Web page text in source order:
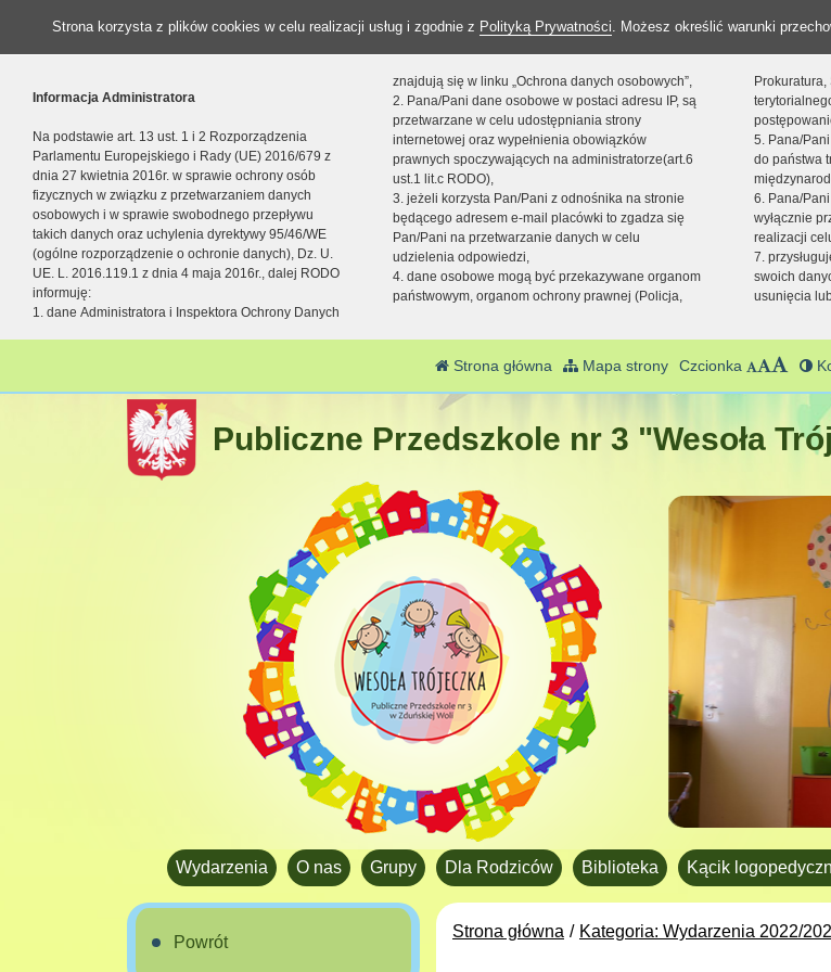
Strona korzysta z plików cookies w celu realizacji usług i zgodnie z Polityką Prywatności. Możesz określić warunki
Informacja Administratora
Na podstawie art. 13 ust. 1 i 2 Rozporządzenia
Parlamentu Europejskiego i Rady (UE) 2016/679 z
dnia 27 kwietnia 2016r. w sprawie ochrony osób
fizycznych w związku z przetwarzaniem danych
osobowych i w sprawie swobodnego przepływu
takich danych oraz uchylenia dyrektywy 95/46/WE
(ogólne rozporządzenie o ochronie danych), Dz. U.
UE. L. 2016.119.1 z dnia 4 maja 2016r., dalej RODO
informuję:
1. dane Administratora i Inspektora Ochrony Danych
znajdują się w linku „Ochrona danych osobowych”,
2. Pana/Pani dane osobowe w postaci adresu IP, są
przetwarzane w celu udostępniania strony
internetowej oraz wypełnienia obowiązków
prawnych spoczywających na administratorze(art.6
ust.1 lit.c RODO),
3. jeżeli korzysta Pan/Pani z odnośnika na stronie
będącego adresem e-mail placówki to zgadza się
Pan/Pani na przetwarzanie danych w celu
udzielenia odpowiedzi,
4. dane osobowe mogą być przekazywane organom
państwowym, organom ochrony prawnej (Policja,
5. Pana/
do państwa
6. Pana/
wyłącznie
realizacji
7.
swoich
usunięcia
Strona główna Mapa strony Czcionka
Publiczne Przedszkole nr 3 "Wesoła
Wydarzenia O nas Grupy Dla Rodziców Biblioteka Kącik
Strona główna Kategoria: Wydarzenia 2022/
Powrót